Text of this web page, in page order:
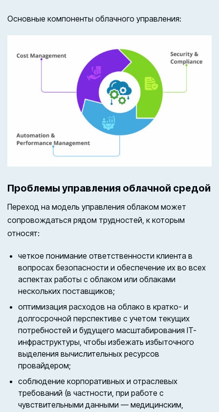
Основные компоненты облачного управления:
Проблемы управления облачной средой
Переход на модель управления облаком может
сопровождаться рядом трудностей, к которым
относят:
четкое понимание ответственности клиента в
вопросах безопасности и обеспечение их во всех
аспектах работы с облаком или облаками
нескольких поставщиков;
оптимизация расходов на облако в кратко- и
долгосрочной перспективе с учетом текущих
потребностей и будущего масштабирования IT-
инфраструктуры, чтобы избежать избыточного
выделения вычислительных ресурсов
провайдером;
соблюдение корпоративных и отраслевых
требований (в частности, при работе с
чувствительными данными — медицинским,